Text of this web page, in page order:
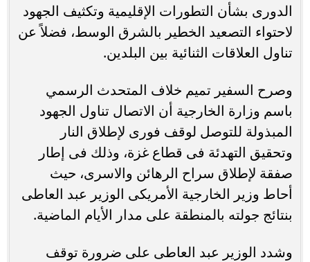
الدورى بشأن التطورات الإقليمية وتكثيف الجهود
لاحتواء التصعيد الخطير بالشرق الوسط، فضلاً عن
تناول العلاقات الثنائية بين البلدين.
وصرح السفير تميم خلاف المتحدث الرسمي
باسم وزارة الخارجية أن الاتصال تناول الجهود
المبذولة للتوصل لوقف فورى لإطلاق النار
وتحقيق التهدئة فى قطاع غزة، وذلك فى إطار
صفقة لإطلاق سراح الرهائن والاسرى، حيث
أحاط وزير الخارجية الأمريكى الوزير عبد العاطى
بنتائج جولته بالمنطقة على مدار الأيام الماضية.
وشدد الوزير عبد العاطى على ضرورة توقف